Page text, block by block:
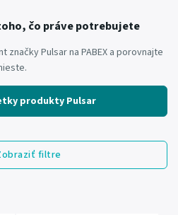
čo práve potrebujete
Pulsar na PABEX a porovnajte
produkty Pulsar